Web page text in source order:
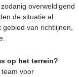
overweldigend
de situatie al
van richtlijnen,
op het terrein?
voor